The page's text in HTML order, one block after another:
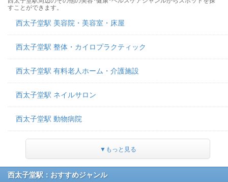
すことができます。
西太子堂駅 美容院・美容室・床屋
西太子堂駅 整体・カイロプラクティック
西太子堂駅 有料老人ホーム・介護施設
西太子堂駅 ネイルサロン
西太子堂駅 動物病院
▼もっと見る
西太子堂駅：おすすめジャンル